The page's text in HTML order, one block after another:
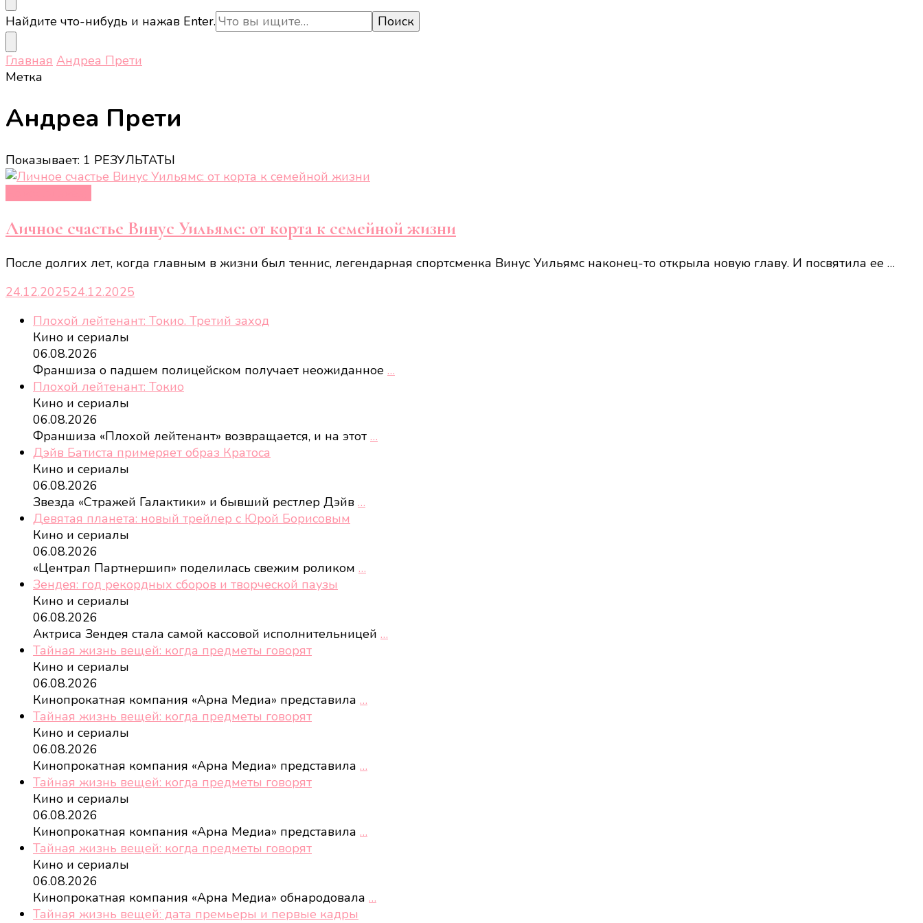
Ищите
что-
то?
Найдите что-нибудь и нажав Enter.
Главная Андреа Прети
Метка
Андреа Прети
Показывает: 1 РЕЗУЛЬТАТЫ
Личное счастье Винус Уильямс: от корта к семейной жизни
После долгих лет, когда главным в жизни был теннис, легендарная спортсменка Винус Уильямс наконец-то открыла новую главу. И посвятила ее …
24.12.202524.12.2025
Плохой лейтенант: Токио. Третий заход
Кино и сериалы
06.08.2026
Франшиза о падшем полицейском получает неожиданное …
Плохой лейтенант: Токио
Кино и сериалы
06.08.2026
Франшиза «Плохой лейтенант» возвращается, и на этот …
Дэйв Батиста примеряет образ Кратоса
Кино и сериалы
06.08.2026
Звезда «Стражей Галактики» и бывший рестлер Дэйв …
Девятая планета: новый трейлер с Юрой Борисовым
Кино и сериалы
06.08.2026
«Централ Партнершип» поделилась свежим роликом …
Зендея: год рекордных сборов и творческой паузы
Кино и сериалы
06.08.2026
Актриса Зендея стала самой кассовой исполнительницей …
Тайная жизнь вещей: когда предметы говорят
Кино и сериалы
06.08.2026
Кинопрокатная компания «Арна Медиа» представила …
Тайная жизнь вещей: когда предметы говорят
Кино и сериалы
06.08.2026
Кинопрокатная компания «Арна Медиа» представила …
Тайная жизнь вещей: когда предметы говорят
Кино и сериалы
06.08.2026
Кинопрокатная компания «Арна Медиа» представила …
Тайная жизнь вещей: когда предметы говорят
Кино и сериалы
06.08.2026
Кинопрокатная компания «Арна Медиа» обнародовала …
Тайная жизнь вещей: дата премьеры и первые кадры